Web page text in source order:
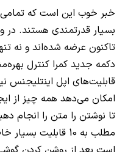
بسیار قدرتمندی هستند. در
تاکنون عرضه شده‌اند و نه
دکمه جدید کمرا کنترل
قابلیت‌های اپل اینتلیجنس
امکان می‌دهد همه چیز از
تا نوشتن را متن را انجام